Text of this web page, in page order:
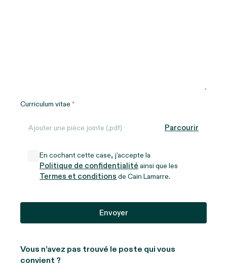
Vous n’avez pas trouvé le poste qui vous
convient ?
Curriculum vitae
Ajouter une pièce jointe (.pdf) Parcourir
En cochant cette case, j’accepte la
Politique de confidentialité ainsi que les
Termes et conditions de Cain Lamarre.